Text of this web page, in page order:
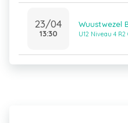
23/04
13:30
Wuustwezel
U12 Niveau 4